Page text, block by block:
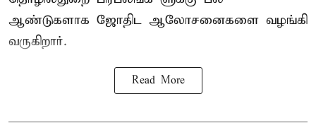
ஆண்டுகளாக ஜோதிட ஆலோசனைகளை வழங்கி
வருகிறார்.
Read More